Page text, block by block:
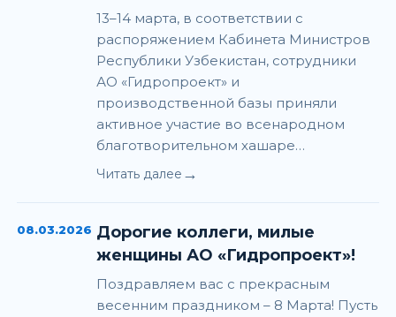
13–14 марта, в соответствии с
распоряжением Кабинета Министров
Республики Узбекистан, сотрудники
АО «Гидропроект» и
производственной базы приняли
активное участие во всенародном
благотворительном хашаре…
Читать далее →
08.03.2026 Дорогие коллеги, милые
женщины АО «Гидропроект»!
Поздравляем вас с прекрасным
весенним праздником – 8 Марта! Пусть